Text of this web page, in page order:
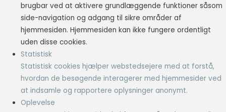
brugbar ved at aktivere grundlæggende funktioner såsom
side-navigation og adgang til sikre områder af
hjemmesiden. Hjemmesiden kan ikke fungere ordentligt
uden disse cookies.
Statistisk
Statistisk cookies hjælper webstedsejere med at forstå,
hvordan de besøgende interagerer med hjemmesider ved
at indsamle og rapportere oplysninger anonymt.
Oplevelse